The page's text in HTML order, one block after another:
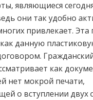
являющиеся
они так удобно
привлекает. Эта
данную
как
нет мокрой печати,
о вступлении двух